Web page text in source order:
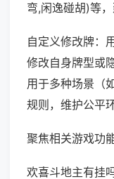
弯,闲逸碰胡)等
自定义修改牌：
修改自身牌型或
用于多种场景（
规则，维护公平环
聚焦相关游戏功
欢喜斗地主有挂